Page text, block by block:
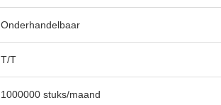
Onderhandelbaar
T/T
1000000 stuks/maand